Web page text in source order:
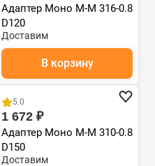
Адаптер Моно М-М 316-0.8
D120
Доставим
В корзину
5.0
1 672 ₽
Адаптер Моно М-М 310-0.8
D150
Доставим